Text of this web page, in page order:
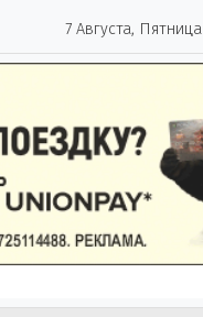
7 Августа, Пятница